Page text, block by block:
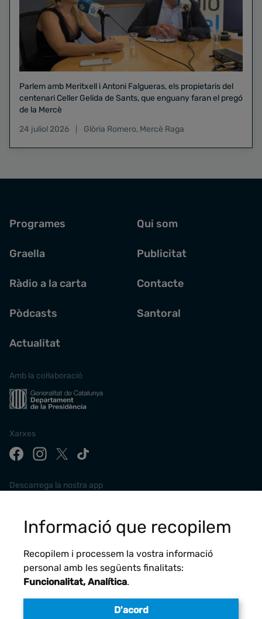
Parlem amb Meritxell i Antoni Falgueras, els propietaris del
centenari Celler Gelida de Sants, que enguany faran el pregó
de la Mercè
24 juliol 2026
Glòria Romero, Mercè Raga
Programes
Graella
Ràdio a la carta
Pòdcasts
Actualitat
Qui som
Publicitat
Contacte
Santoral
Amb la col·laboració
Xarxes
Descarrega la nostra app
Informació que recopilem
Recopilem i processem la vostra informació
personal amb les següents finalitats:
Funcionalitat, Analítica.
D'acord